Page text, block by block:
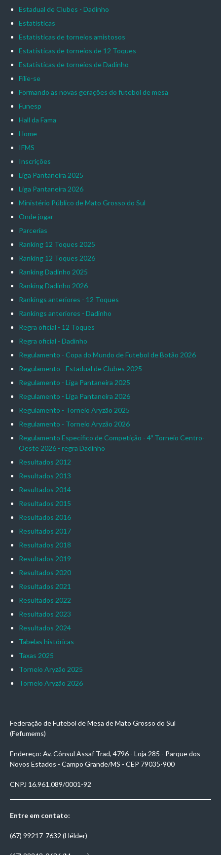
Estadual de Clubes - Dadinho
Estatísticas
Estatísticas de torneios amistosos
Estatísticas de torneios de 12 Toques
Estatísticas de torneios de Dadinho
Filie-se
Formando as novas gerações do futebol de mesa
Funesp
Hall da Fama
Home
IFMS
Inscrições
Liga Pantaneira 2025
Liga Pantaneira 2026
Ministério Público de Mato Grosso do Sul
Onde jogar
Parcerias
Ranking 12 Toques 2025
Ranking 12 Toques 2026
Ranking Dadinho 2025
Ranking Dadinho 2026
Rankings anteriores - 12 Toques
Rankings anteriores - Dadinho
Regra oficial - 12 Toques
Regra oficial - Dadinho
Regulamento - Copa do Mundo de Futebol de Botão 2026
Regulamento - Estadual de Clubes 2025
Regulamento - Liga Pantaneira 2025
Regulamento - Liga Pantaneira 2026
Regulamento - Torneio Aryzão 2025
Regulamento - Torneio Aryzão 2026
Regulamento Específico de Competição - 4º Torneio Centro-
Oeste 2026 - regra Dadinho
Resultados 2012
Resultados 2013
Resultados 2014
Resultados 2015
Resultados 2016
Resultados 2017
Resultados 2018
Resultados 2019
Resultados 2020
Resultados 2021
Resultados 2022
Resultados 2023
Resultados 2024
Tabelas históricas
Taxas 2025
Torneio Aryzão 2025
Torneio Aryzão 2026
Federação de Futebol de Mesa de Mato Grosso do Sul
(Fefumems)
Endereço: Av. Cônsul Assaf Trad, 4796 - Loja 285 - Parque dos
Novos Estados - Campo Grande/MS - CEP 79035-900
CNPJ 16.961.089/0001-92
Entre em contato:
(67) 99217-7632 (Hélder)